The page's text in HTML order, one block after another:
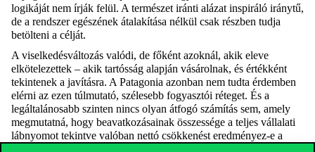
logikáját nem írják felül. A természet iránti alázat inspiráló iránytű,
de a rendszer egészének átalakítása nélkül csak részben tudja
betölteni a célját.
A viselkedésváltozás valódi, de főként azoknál, akik eleve
elkötelezettek – akik tartósság alapján vásárolnak, és értékként
tekintenek a javításra. A Patagonia azonban nem tudta érdemben
elérni az ezen túlmutató, szélesebb fogyasztói réteget. És a
legáltalánosabb szinten nincs olyan átfogó számítás sem, amely
megmutatná, hogy beavatkozásainak összessége a teljes vállalati
lábnyomot tekintve valóban nettó csökkenést eredményez‑e a